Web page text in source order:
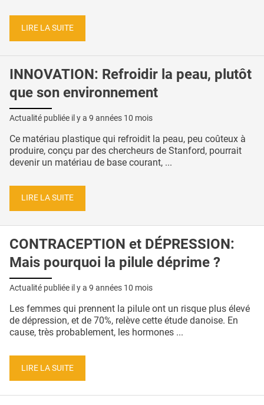
LIRE LA SUITE
INNOVATION: Refroidir la peau, plutôt
que son environnement
Actualité publiée il y a 9 années 10 mois
Ce matériau plastique qui refroidit la peau, peu coûteux à
produire, conçu par des chercheurs de Stanford, pourrait
devenir un matériau de base courant, ...
LIRE LA SUITE
CONTRACEPTION et DÉPRESSION:
Mais pourquoi la pilule déprime ?
Actualité publiée il y a 9 années 10 mois
Les femmes qui prennent la pilule ont un risque plus élevé
de dépression, et de 70%, relève cette étude danoise. En
cause, très probablement, les hormones ...
LIRE LA SUITE